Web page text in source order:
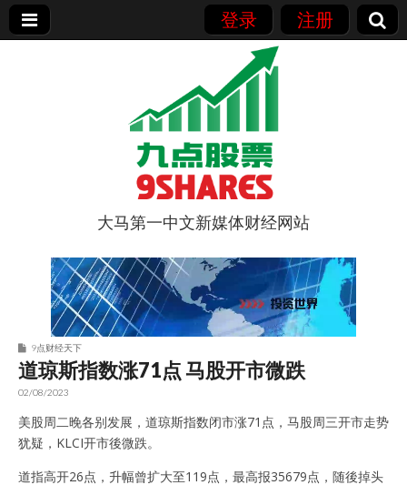
登录 注册
9点股票
大马第一中文新媒体财经网站
9点财经天下
道琼斯指数涨71点 马股开市微跌
02/08/2023
美股周二晚各别发展，道琼斯指数闭市涨71点，马股周三开市走势
犹疑，KLCI开市後微跌。
道指高开26点，升幅曾扩大至119点，最高报35679点，随後掉头